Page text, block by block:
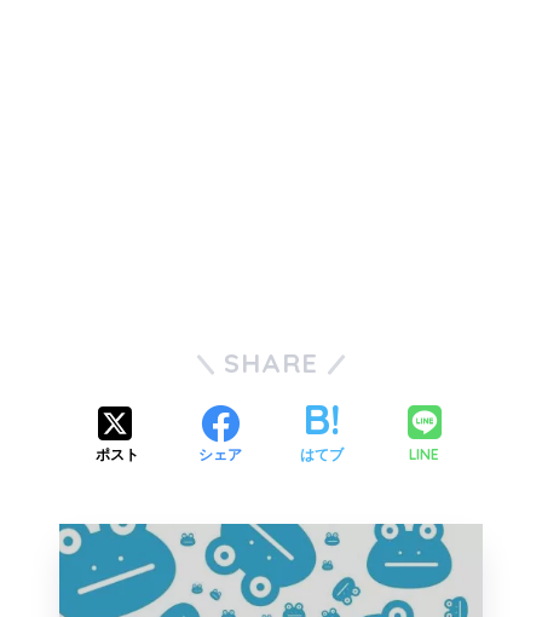
SHARE
ポスト シェア はてブ LINE